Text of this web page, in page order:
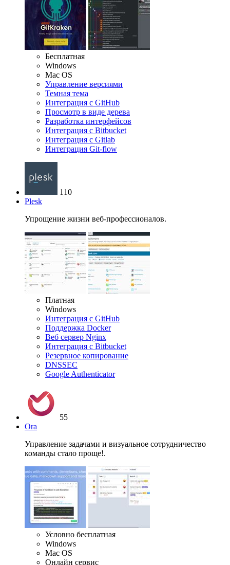
Бесплатная
Windows
Mac OS
Управление версиями
Темная тема
Интеграция с GitHub
Просмотр в виде дерева
Разработка интерфейсов
Интеграция с Bitbucket
Интеграция с Gitlab
Интеграция Git-flow
110
Plesk
Упрощение жизни веб-профессионалов.
Платная
Windows
Интеграция с GitHub
Поддержка Docker
Веб сервер Nginx
Интеграция с Bitbucket
Резервное копирование
DNSSEC
Google Authenticator
55
Ora
Управление задачами и визуальное сотрудничество
команды стало проще!.
Условно бесплатная
Windows
Mac OS
Онлайн сервис